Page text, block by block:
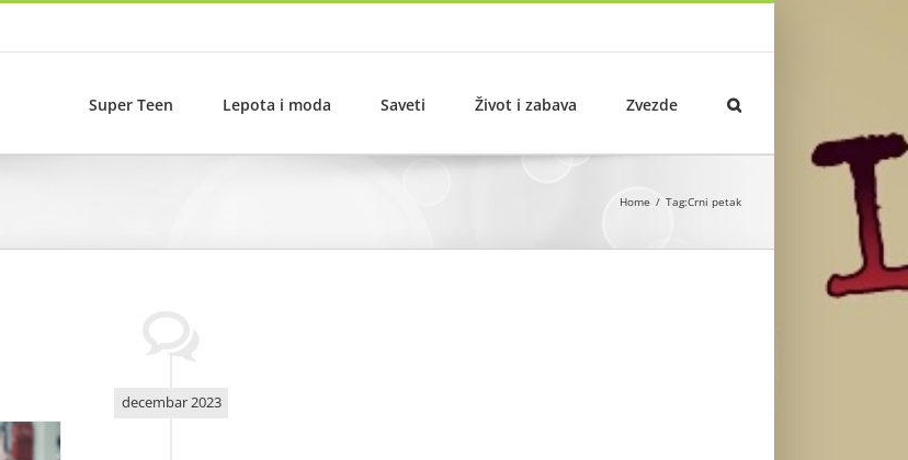
Super Teen Lepota i moda Saveti Život i zabava Zvezde
Home Tag:Crni petak
decembar 2023